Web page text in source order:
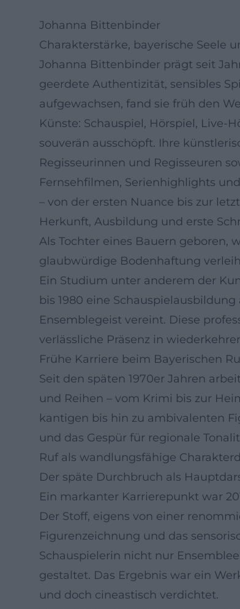
Johanna Bittenbinder
Charakterstärke, bayerische Seele
Johanna Bittenbinder prägt seit
geerdete Authentizität, sensibles
aufgewachsen, fand sie früh den
Künste: Schauspiel, Hörspiel, Live-
souverän ausschöpft. Ihre
Regisseurinnen und Regisseuren
Fernsehfilmen, Serienhighlights
– von der ersten Nuance bis zur
Herkunft, Ausbildung und erste
Als Tochter eines Bauern geboren,
glaubwürdige Bodenhaftung
Ein Studium unter anderem der
bis 1980 eine
Ensemblegeist vereint. Diese
verlässliche Präsenz in
Frühe Karriere beim Bayerischen
Seit den späten 1970er Jahren
und Reihen – vom Krimi bis zur
kantigen bis hin zu ambivalenten
und das Gespür für regionale
Ruf als wandlungsfähige
Der späte Durchbruch als
Ein markanter Karrierepunkt war
Der Stoff, eigens von einer
Figurenzeichnung und das
Schauspielerin nicht nur
gestaltet. Das Ergebnis war ein
und doch cineastisch verdichtet.